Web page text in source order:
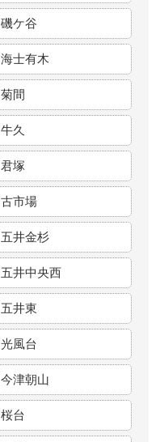
磯ケ谷
海士有木
菊間
牛久
君塚
古市場
五井金杉
五井中央西
五井東
光風台
今津朝山
桜台